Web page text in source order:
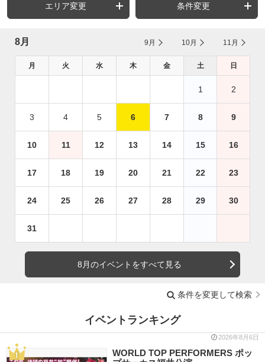
エリア変更 条件変更
8月 9月 10月 11月
月 火 水 木 金 土 日
1 2
3 4 5 6 7 8 9
10 11 12 13 14 15 16
17 18 19 20 21 22 23
24 25 26 27 28 29 30
31
8月のイベントをすべて見る
条件を変更して検索
イベントランキング
2026年8月6日
WORLD TOP PERFORMERS ポッ